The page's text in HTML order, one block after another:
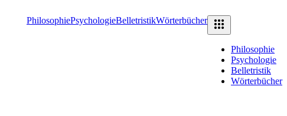
PhilosophiePsychologieBelletristikWörterbücher
Philosophie
Psychologie
Belletristik
Wörterbücher